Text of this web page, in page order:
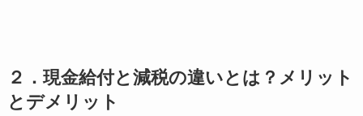
２．現金給付と減税の違いとは？ メリット
とデメリット